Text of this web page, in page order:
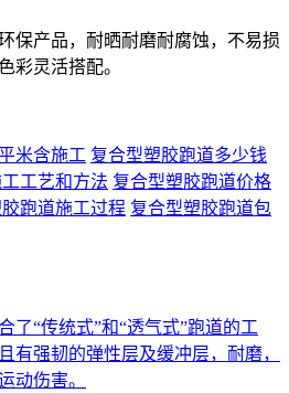
保产品，耐晒耐磨耐腐蚀，不易损
彩灵活搭配。
米含施工 复合型塑胶跑道多少钱
工艺和方法 复合型塑胶跑道价格
跑道施工过程 复合型塑胶跑道包
了“传统式”和“透气式”跑道的工
有强韧的弹性层及缓冲层，耐磨，
动伤害。